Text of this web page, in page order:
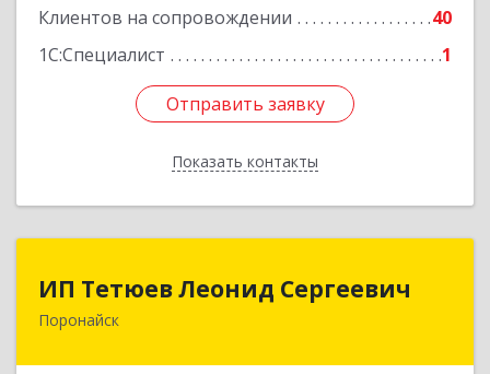
Клиентов на сопровождении
40
1С:Специалист
1
Отправить заявку
Показать контакты
Отправить заявку
Назад
ИП Тетюев Леонид Сергеевич
Поронайск
694242, Сахалинская обл, Поронайск г, Фрунзе